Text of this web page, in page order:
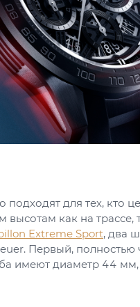
подходят для тех, кто
высотам как на трассе,
Extreme Sport, два
Первый,
имеют диаметр 44